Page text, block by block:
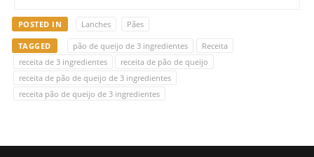
POSTED IN Lanches Pães
TAGGED pão de queijo de 3 ingredientes
Receita
receita de 3 ingredientes
receita de pão de queijo
receita de pão de queijo de 3 ingredientes
receita pão de queijo de 3 ingredientes